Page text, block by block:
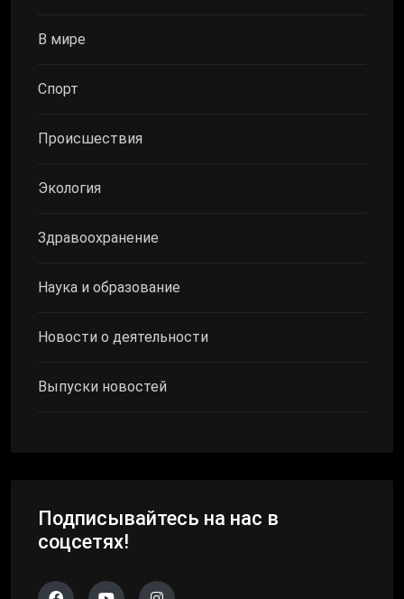
В мире
Спорт
Происшествия
Экология
Здравоохранение
Наука и образование
Новости о деятельности
Выпуски новостей
Подписывайтесь на нас в
соцсетях!